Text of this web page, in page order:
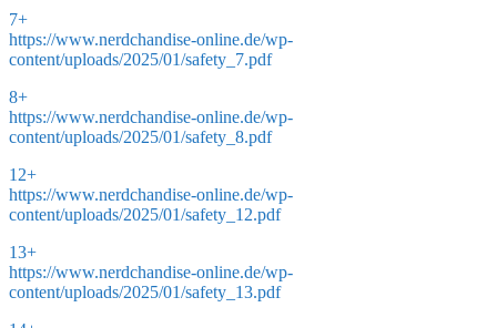
7+
https://www.nerdchandise-online.de/wp-
content/uploads/2025/01/safety_7.pdf
8+
https://www.nerdchandise-online.de/wp-
content/uploads/2025/01/safety_8.pdf
12+
https://www.nerdchandise-online.de/wp-
content/uploads/2025/01/safety_12.pdf
13+
https://www.nerdchandise-online.de/wp-
content/uploads/2025/01/safety_13.pdf